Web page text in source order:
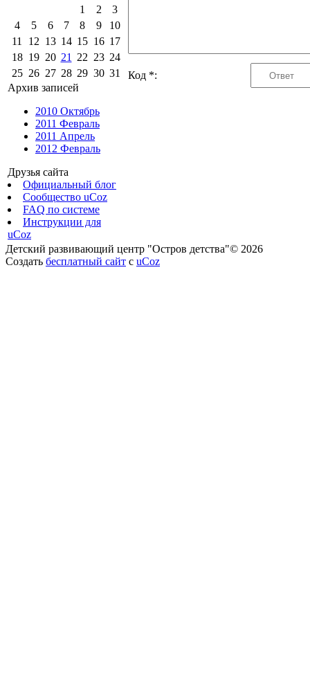
1
2
3
4
5 6 7 8 9
10
11
12 13 14 15 16 17
18 19 20 21 22 23 24
25 26 27 28 29 30 31
Архив записей
2010 Октябрь
2011 Февраль
2011 Апрель
2012 Февраль
Друзья сайта
Официальный блог
Сообщество uCoz
FAQ по системе
Инструкции для
uCoz
Код *:
Детский развивающий центр "Остров детства"© 2026
Создать бесплатный сайт с uCoz